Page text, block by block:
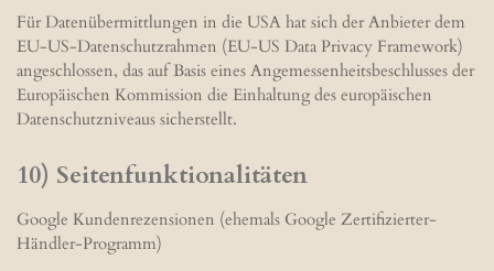
Für Datenübermittlungen in die USA hat sich der Anbieter dem
EU-US-Datenschutzrahmen (EU-US Data Privacy Framework)
angeschlossen, das auf Basis eines Angemessenheitsbeschlusses der
Europäischen Kommission die Einhaltung des europäischen
Datenschutzniveaus sicherstellt.
10) Seitenfunktionalitäten
Google Kundenrezensionen (ehemals Google Zertifizierter-
Händler-Programm)